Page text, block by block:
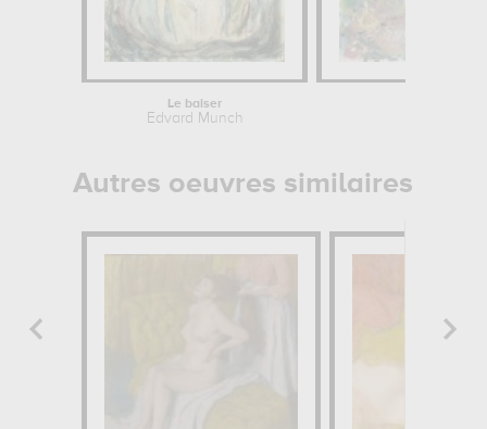
Le baiser
Edvard Munch
Autres oeuvres similaires